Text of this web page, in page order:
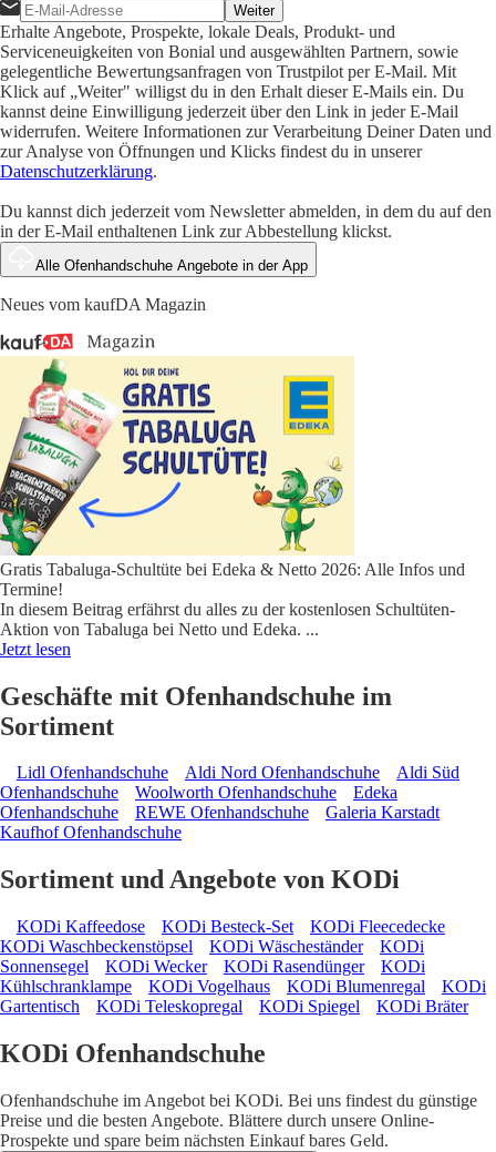
Weiter
Erhalte Angebote, Prospekte, lokale Deals, Produkt- und
Serviceneuigkeiten von Bonial und ausgewählten Partnern, sowie
gelegentliche Bewertungsanfragen von Trustpilot per E-Mail. Mit
Klick auf „Weiter" willigst du in den Erhalt dieser E-Mails ein. Du
kannst deine Einwilligung jederzeit über den Link in jeder E-Mail
widerrufen. Weitere Informationen zur Verarbeitung Deiner Daten und
zur Analyse von Öffnungen und Klicks findest du in unserer
Datenschutzerklärung.
Du kannst dich jederzeit vom Newsletter abmelden, in dem du auf den
in der E-Mail enthaltenen Link zur Abbestellung klickst.
Alle Ofenhandschuhe Angebote in der App
Neues vom kaufDA Magazin
Gratis Tabaluga-Schultüte bei Edeka & Netto 2026: Alle Infos und
Termine!
In diesem Beitrag erfährst du alles zu der kostenlosen Schultüten-
Aktion von Tabaluga bei Netto und Edeka. ...
Jetzt lesen
Geschäfte mit Ofenhandschuhe im
Sortiment
Lidl Ofenhandschuhe Aldi Nord Ofenhandschuhe
Aldi Süd
Ofenhandschuhe
Woolworth Ofenhandschuhe
Edeka
Ofenhandschuhe
REWE Ofenhandschuhe
Galeria Karstadt
Kaufhof Ofenhandschuhe
Sortiment und Angebote von KODi
KODi Kaffeedose KODi Besteck-Set
KODi Fleecedecke
KODi Waschbeckenstöpsel
KODi Wäscheständer
KODi
Sonnensegel
KODi Wecker KODi Rasendünger
KODi
Kühlschranklampe
KODi Vogelhaus KODi Blumenregal
KODi
Gartentisch
KODi Teleskopregal KODi Spiegel KODi Bräter
KODi Ofenhandschuhe
Ofenhandschuhe im Angebot bei KODi. Bei uns findest du günstige
Preise und die besten Angebote. Blättere durch unsere Online-
Prospekte und spare beim nächsten Einkauf bares Geld.